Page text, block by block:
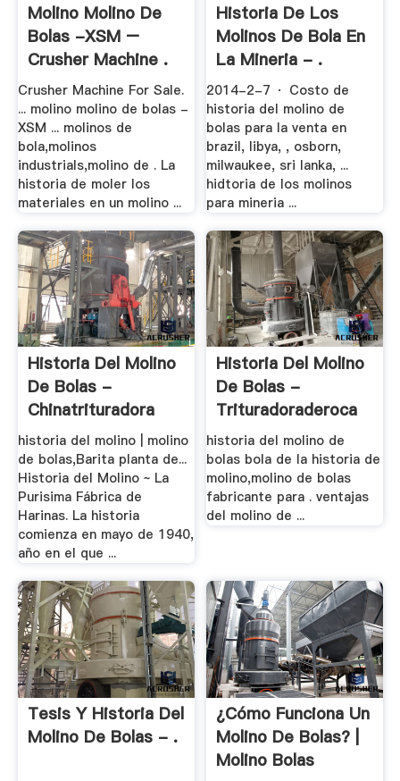
Molino Molino De
Bolas -XSM –
Crusher Machine .
Crusher Machine For Sale.
... molino molino de bolas -
XSM ... molinos de
bola,molinos
industrials,molino de . La
historia de moler los
materiales en un molino ...
Historia De Los
Molinos De Bola En
La Mineria - .
2014-2-7 · Costo de
historia del molino de
bolas para la venta en
brazil, libya, , osborn,
milwaukee, sri lanka, ...
hidtoria de los molinos
para mineria ...
Historia Del Molino
De Bolas -
Chinatrituradora
historia del molino | molino
de bolas,Barita planta de...
Historia del Molino ~ La
Purisima Fábrica de
Harinas. La historia
comienza en mayo de 1940,
año en el que ...
Historia Del Molino
De Bolas -
Trituradoraderoca
historia del molino de
bolas bola de la historia de
molino,molino de bolas
fabricante para . ventajas
del molino de ...
Tesis Y Historia Del
Molino De Bolas - .
¿Cómo Funciona Un
Molino De Bolas? |
Molino Bolas